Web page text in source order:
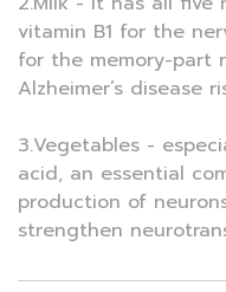
vitamin B1 for the
for the memory-part
Alzheimer’s disease
3.Vegetables -
acid, an essential
production of
strengthen